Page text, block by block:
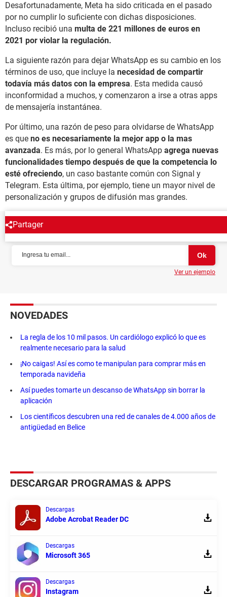
Desafortunadamente, Meta ha sido criticada en el pasado
por no cumplir lo suficiente con dichas disposiciones.
Incluso recibió una multa de 221 millones de euros en
2021 por violar la regulación.
La siguiente razón para dejar WhatsApp es su cambio en los
términos de uso, que incluye la necesidad de compartir
todavía más datos con la empresa. Esta medida causó
inconformidad a muchos, y comenzaron a irse a otras apps
de mensajería instantánea.
Por último, una razón de peso para olvidarse de WhatsApp
es que no es necesariamente la mejor app o la mas
avanzada. Es más, por lo general WhatsApp agrega nuevas
funcionalidades tiempo después de que la competencia lo
esté ofreciendo, un caso bastante común con Signal y
Telegram. Esta última, por ejemplo, tiene un mayor nivel de
personalización y grupos de difusión mas grandes.
Partager
NEWSLETTER
Ver un ejemplo
NOVEDADES
La regla de los 10 mil pasos. Un cardiólogo explicó lo que es
realmente necesario para la salud
¡No caigas! Así es como te manipulan para comprar más en
temporada navideña
Así puedes tomarte un descanso de WhatsApp sin borrar la
aplicación
Los científicos descubren una red de canales de 4.000 años de
antigüedad en Belice
DESCARGAR PROGRAMAS & APPS
Descargas
Adobe Acrobat Reader DC
Descargas
Microsoft 365
Descargas
Instagram